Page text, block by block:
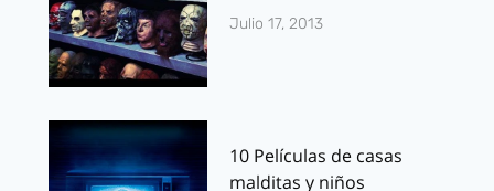
Julio 17, 2013
10 Películas de casas
malditas y niños